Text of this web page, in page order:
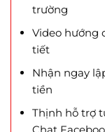
trường
Video hướng
tiết
Nhận ngay
tiền
Thịnh hỗ trợ